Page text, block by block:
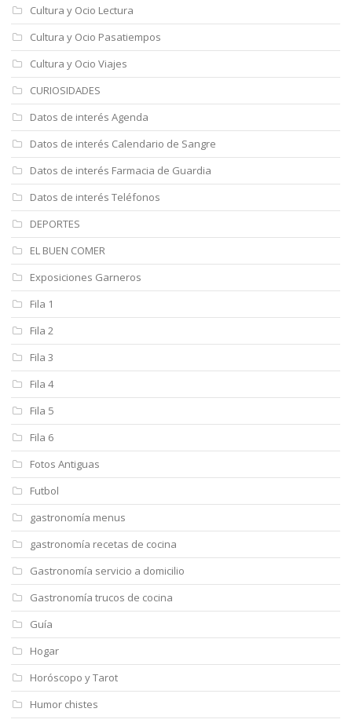
Cultura y Ocio Lectura
Cultura y Ocio Pasatiempos
Cultura y Ocio Viajes
CURIOSIDADES
Datos de interés Agenda
Datos de interés Calendario de Sangre
Datos de interés Farmacia de Guardia
Datos de interés Teléfonos
DEPORTES
EL BUEN COMER
Exposiciones Garneros
Fila 1
Fila 2
Fila 3
Fila 4
Fila 5
Fila 6
Fotos Antiguas
Futbol
gastronomía menus
gastronomía recetas de cocina
Gastronomía servicio a domicilio
Gastronomía trucos de cocina
Guía
Hogar
Horóscopo y Tarot
Humor chistes